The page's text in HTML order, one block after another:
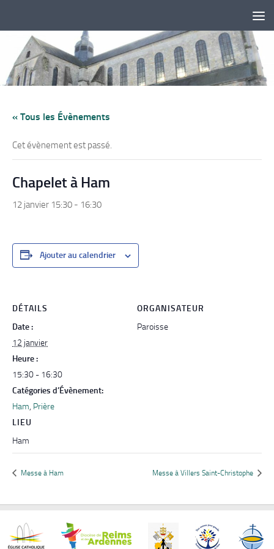
« Tous les Évènements
Cet évènement est passé.
Chapelet à Ham
12 janvier 15:30 - 16:30
Ajouter au calendrier
DÉTAILS
Date :
12 janvier
Heure :
15:30 - 16:30
Catégories d’Évènement:
Ham, Prière
LIEU
Ham
ORGANISATEUR
Paroisse
Messe à Ham Messe à Villers Saint-Christophe